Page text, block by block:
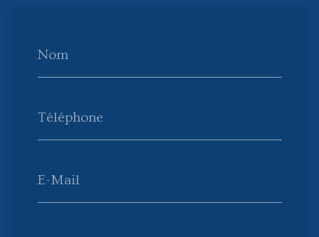
Nom
Téléphone
E-Mail